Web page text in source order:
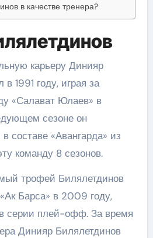
в качестве тренера?
карьеру Динияр
1991 году, играя за
«Салават Юлаев» в
сезоне он
составе «Авангарда» из
команду 8 сезонов.
трофей Билялетдинов
Барса» в 2009 году,
серии плей-офф. За время
Динияр Билялетдинов